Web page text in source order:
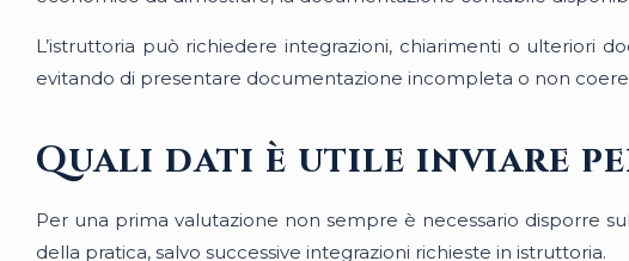
L’istruttoria può richiedere integrazioni, chiarimenti o ulteriori
evitando di presentare documentazione incompleta o non
Quali dati è utile inviare
Per una prima valutazione non sempre è necessario disporre
della pratica, salvo successive integrazioni richieste in istruttoria.